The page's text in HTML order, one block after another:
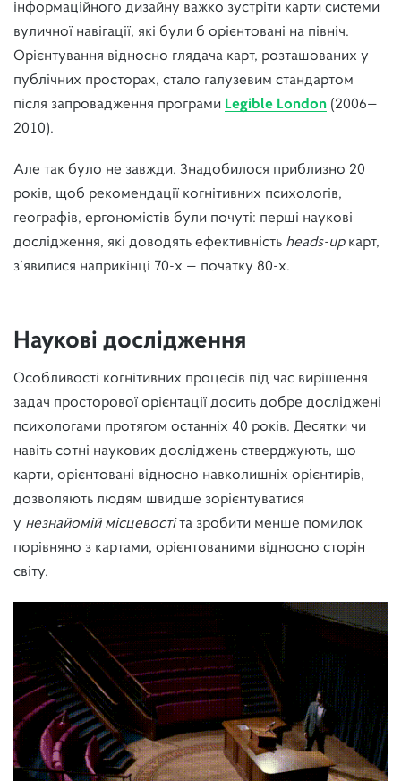
інформаційного дизайну важко зустріти карти системи
вуличної навігації, які були б орієнтовані на північ.
Орієнтування відносно глядача карт, розташованих у
публічних просторах, стало галузевим стандартом
після запровадження програми Legible London (2006—
2010).
Але так було не завжди. Знадобилося приблизно 20
років, щоб рекомендації когнітивних психологів,
географів, ергономістів були почуті: перші наукові
дослідження, які доводять ефективність heads-upкарт,
з’явилися наприкінці 70-х — початку 80-х.
Наукові дослідження
Особливості когнітивних процесів під час вирішення
задач просторової орієнтації досить добре досліджені
психологами протягом останніх 40 років. Десятки чи
навіть сотні наукових досліджень стверджують, що
карти, орієнтовані відносно навколишніх орієнтирів,
дозволяють людям швидше зорієнтуватися
у незнайомій місцевостіта зробити менше помилок
порівняно з картами, орієнтованими відносно сторін
світу.